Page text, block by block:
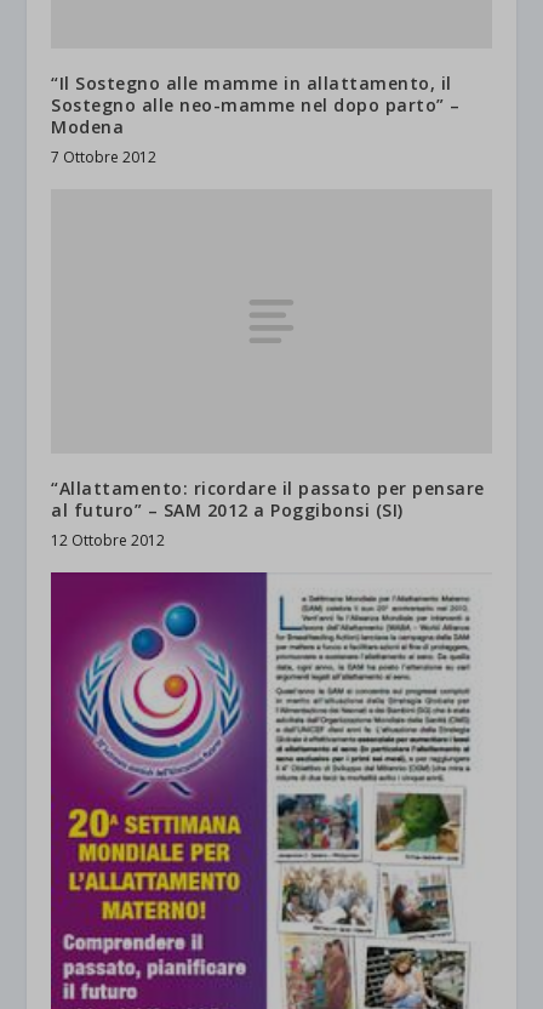
“Il Sostegno alle mamme in allattamento, il
Sostegno alle neo-mamme nel dopo parto” –
Modena
7 Ottobre 2012
“Allattamento: ricordare il passato per pensare
al futuro” – SAM 2012 a Poggibonsi (SI)
12 Ottobre 2012